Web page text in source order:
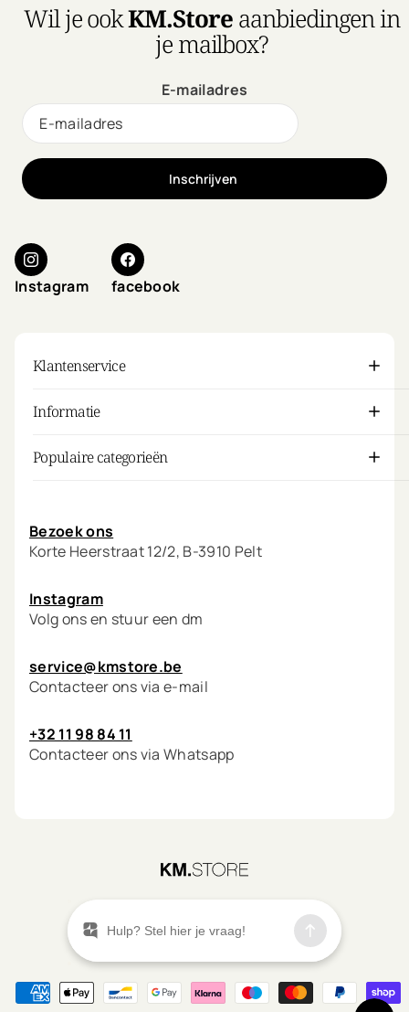
Wil je ookKM.Storeaanbiedingen in
je mailbox?
E-mailadres
Inschrijven
Instagram facebook
Klantenservice
Informatie
Populaire categorieën
Bezoek ons
Korte Heerstraat 12/2, B-3910 Pelt
Instagram
Volg ons en stuur een dm
service@kmstore.be
Contacteer ons via e-mail
+32 11 98 84 11
Contacteer ons via Whatsapp